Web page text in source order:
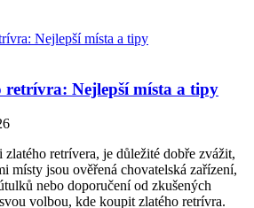
retrívra: Nejlepší místa a tipy
retrívera, je důležité dobře zvážit,
místy jsou ověřená chovatelská zařízení,
nebo doporučení od zkušených
volbou, kde koupit zlatého retrívra.